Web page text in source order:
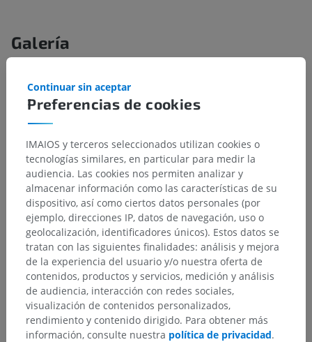
Galería
Preferencias de cookies
Continuar sin aceptar
IMAIOS y terceros seleccionados utilizan cookies o
tecnologías similares, en particular para medir la
audiencia. Las cookies nos permiten analizar y
almacenar información como las características de su
dispositivo, así como ciertos datos personales (por
ejemplo, direcciones IP, datos de navegación, uso o
geolocalización, identificadores únicos). Estos datos se
tratan con las siguientes finalidades: análisis y mejora
de la experiencia del usuario y/o nuestra oferta de
contenidos, productos y servicios, medición y análisis
de audiencia, interacción con redes sociales,
visualización de contenidos personalizados,
rendimiento y contenido dirigido. Para obtener más
información, consulte nuestra política de privacidad.